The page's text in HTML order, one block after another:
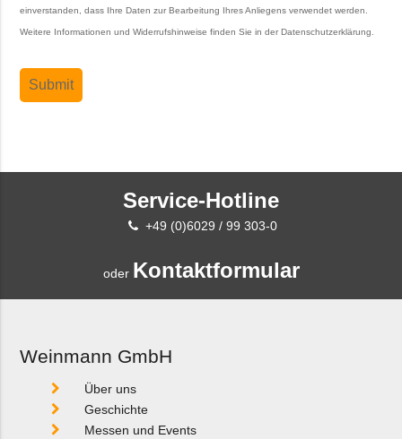
einverstanden, dass Ihre Daten zur Bearbeitung Ihres Anliegens verwendet werden.
Weitere Informationen und Widerrufshinweise finden Sie in derDatenschutzerklärung
Service-Hotline
+49 (0)6029 / 99 303-0
oder Kontaktformular
Weinmann GmbH
Über uns
Geschichte
Messen und Events